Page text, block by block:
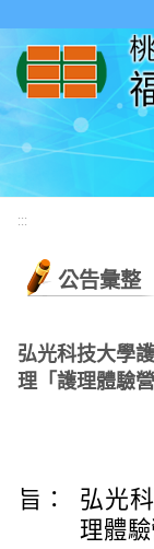
:::
公告彙整
弘光科技大學
理「護理體驗營
旨： 弘光
理體驗